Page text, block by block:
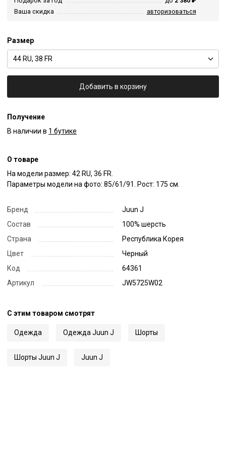
Ваша скидка
авторизоваться
Размер
44 RU, 38 FR
Добавить в корзину
Получение
В наличии в 1 бутике
О товаре
На модели размер: 42 RU, 36 FR.
Параметры модели на фото: 85/61/91. Рост: 175 см.
Бренд
Juun J
Состав
100% шерсть
Страна
Республика Корея
Цвет
Черный
Код
64361
Артикул
JW5725W02
С этим товаром смотрят
Одежда Одежда Juun J Шорты
Шорты Juun J Juun J